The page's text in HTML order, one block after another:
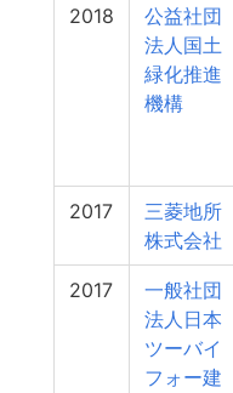
2018
公益社団
法人国土
緑化推進
機構
2017
三菱地所
株式会社
2017
一般社団
法人日本
ツーバイ
フォー建